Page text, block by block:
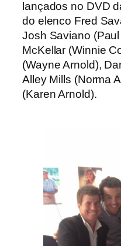
lançados no DVD
do elenco Fred
Josh Saviano
McKellar (Winnie
(Wayne Arnold),
Alley Mills (Norma
(Karen Arnold).